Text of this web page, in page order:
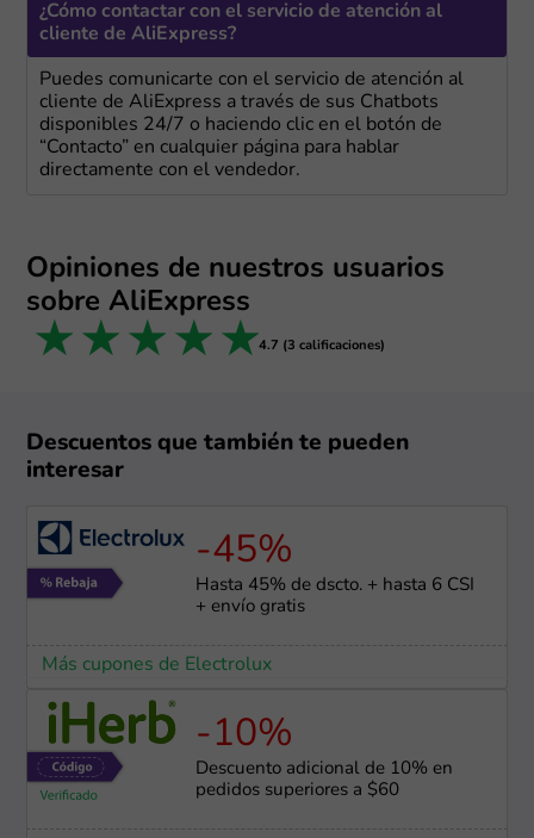
¿Cómo contactar con el servicio de atención al
cliente de AliExpress?
Puedes comunicarte con el servicio de atención al
cliente de AliExpress a través de sus Chatbots
disponibles 24/7 o haciendo clic en el botón de
“Contacto” en cualquier página para hablar
directamente con el vendedor.
Opiniones de nuestros usuarios
sobre AliExpress
5 stars
4 stars
3 stars
2 stars
1 star 4.7 (3 calificaciones)
Descuentos que también te pueden
interesar
-45%
Hasta 45% de dscto. + hasta 6 CSI
+ envío gratis
Más cupones de Electrolux
-10%
Descuento adicional de 10% en
pedidos superiores a $60